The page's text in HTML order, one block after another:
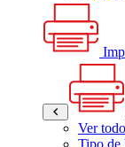
Ver
Tipo de